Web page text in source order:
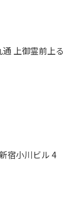
上御霊前上る
宿小川ビル 4